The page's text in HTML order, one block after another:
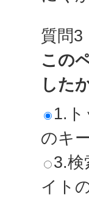
質問3
この
した
1.
のキ
3.検
イト